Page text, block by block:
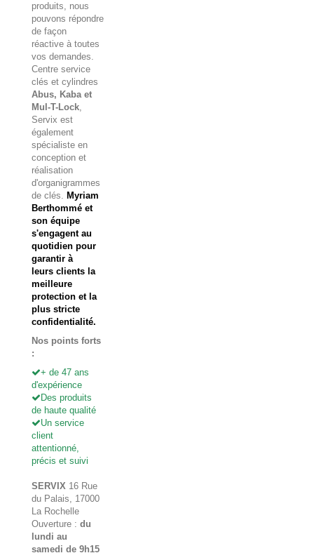
produits, nous
pouvons répondre
de façon
réactive à toutes
vos demandes.
Centre service
clés et cylindres
Abus, Kaba et
Mul-T-Lock,
Servix est
également
spécialiste en
conception et
réalisation
d'organigrammes
de clés. Myriam
Berthommé et
son équipe
s'engagent au
quotidien pour
garantir à
leurs clients la
meilleure
protection et la
plus stricte
confidentialité.
Nos points forts
:
+ de 47 ans
d'expérience
Des produits
de haute qualité
Un service
client
attentionné,
précis et suivi
SERVIX 16 Rue
du Palais, 17000
La Rochelle
Ouverture : du
lundi au
samedi de 9h15